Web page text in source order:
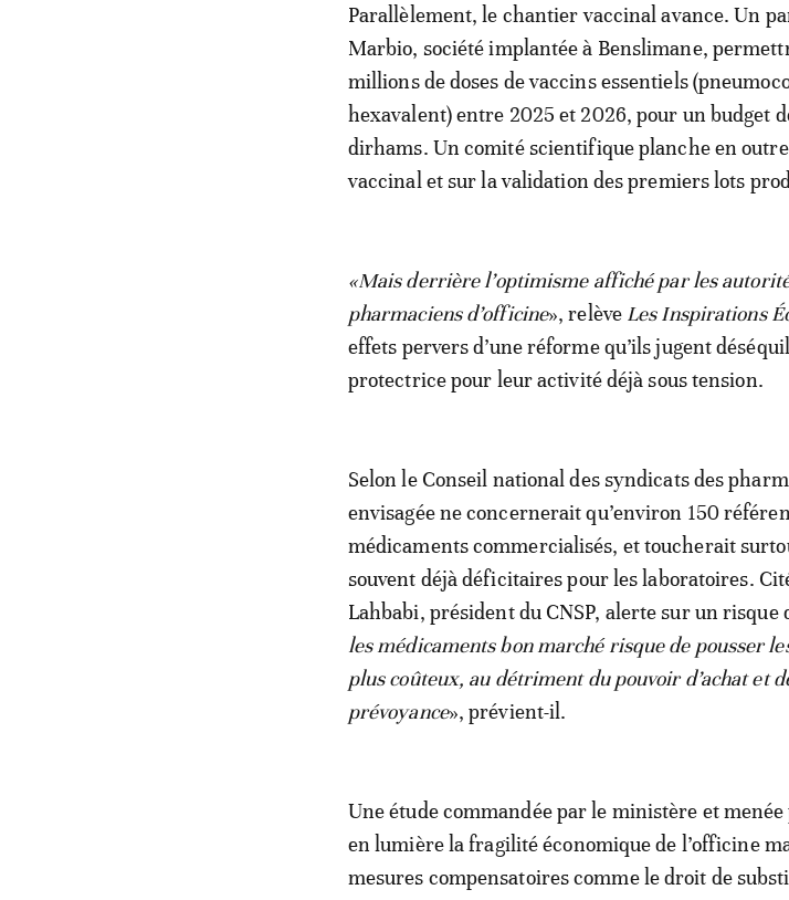
Parallèlement, le chantier vaccinal avance. Un
Marbio, société implantée à Benslimane,
millions de doses de vaccins essentiels
hexavalent) entre 2025 et 2026, pour un budget
dirhams. Un comité scientifique planche en
vaccinal et sur la validation des premiers lots
«Mais derrière l’optimisme affiché par les
pharmaciens d’officine», relève Les Inspirations
effets pervers d’une réforme qu’ils jugent
protectrice pour leur activité déjà sous tension.
Selon le Conseil national des syndicats des
envisagée ne concernerait qu’environ 150
médicaments commercialisés, et toucherait
souvent déjà déficitaires pour les laboratoires.
Lahbabi, président du CNSP, alerte sur un risque
les médicaments bon marché risque de pousser
plus coûteux, au détriment du pouvoir d’achat et
prévoyance», prévient-il.
Une étude commandée par le ministère et
en lumière la fragilité économique de l’officine
mesures compensatoires comme le droit de